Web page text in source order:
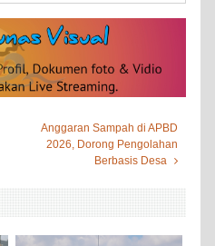
Anggaran Sampah di APBD
2026, Dorong Pengolahan
Berbasis Desa